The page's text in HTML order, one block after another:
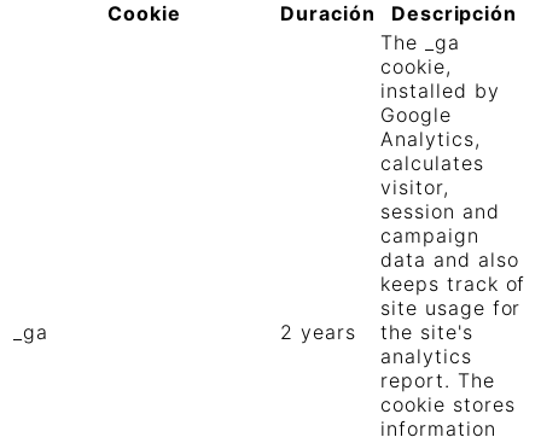
Cookie
Duración Descripción
_ga 2 years
The _ga
cookie,
installed by
Google
Analytics,
calculates
visitor,
session and
campaign
data and also
keeps track of
site usage for
the site's
analytics
report. The
cookie stores
information